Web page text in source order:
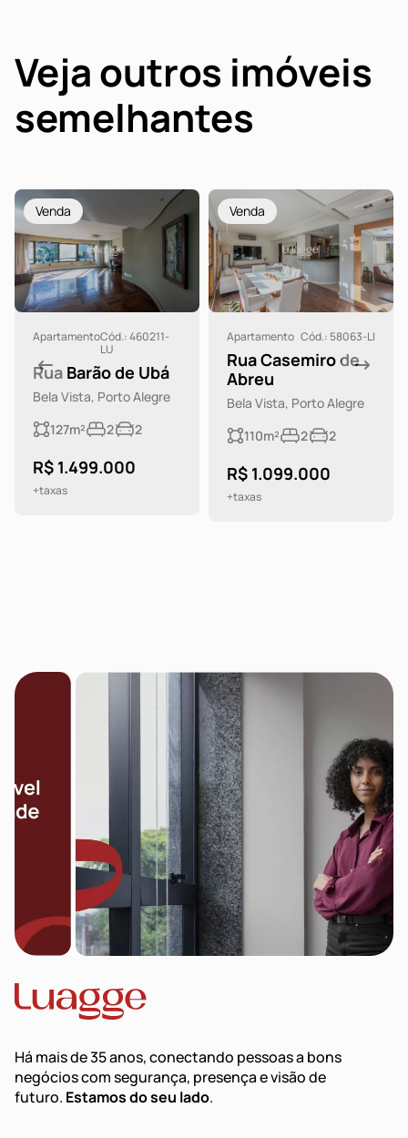
Veja outros imóveis
semelhantes
Venda
ApartamentoCód.: 460211-
LU
Rua Barão de Ubá
Bela Vista, Porto Alegre
127m²
2 2
R$ 1.499.000
+taxas
Venda
Apartamento Cód.: 58063-LI
Rua Casemiro de
Abreu
Bela Vista, Porto Alegre
110m²
2 2
R$ 1.099.000
+taxas
Há mais de 35 anos, conectando pessoas a bons
negócios com segurança, presença e visão de
futuro. Estamos do seu lado.